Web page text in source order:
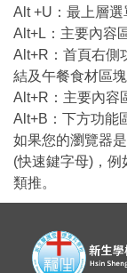
Alt +U：最上層選
Alt+L：主要內容
Alt+R：首頁右側
結及午餐食材區塊
Alt+R：主要內容
Alt+B：下方功能
如果您的瀏覽器
(快速鍵字母)，
類推。